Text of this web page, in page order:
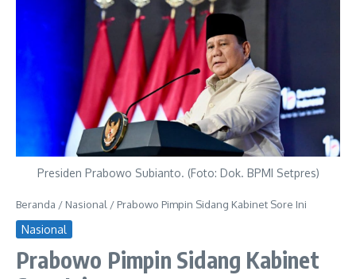
Presiden Prabowo Subianto. (Foto: Dok. BPMI Setpres)
Beranda / Nasional / Prabowo Pimpin Sidang Kabinet Sore Ini
Nasional
Prabowo Pimpin Sidang Kabinet